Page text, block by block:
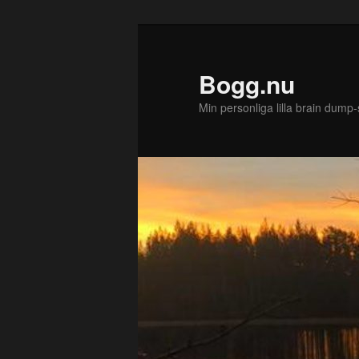
Bogg.nu
Min personliga lilla brain